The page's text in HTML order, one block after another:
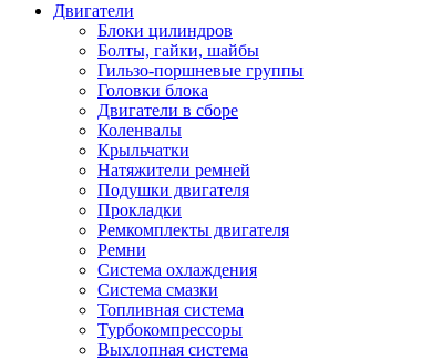
Двигатели
Блоки цилиндров
Болты, гайки, шайбы
Гильзо-поршневые группы
Головки блока
Двигатели в сборе
Коленвалы
Крыльчатки
Натяжители ремней
Подушки двигателя
Прокладки
Ремкомплекты двигателя
Ремни
Система охлаждения
Система смазки
Топливная система
Турбокомпрессоры
Выхлопная система